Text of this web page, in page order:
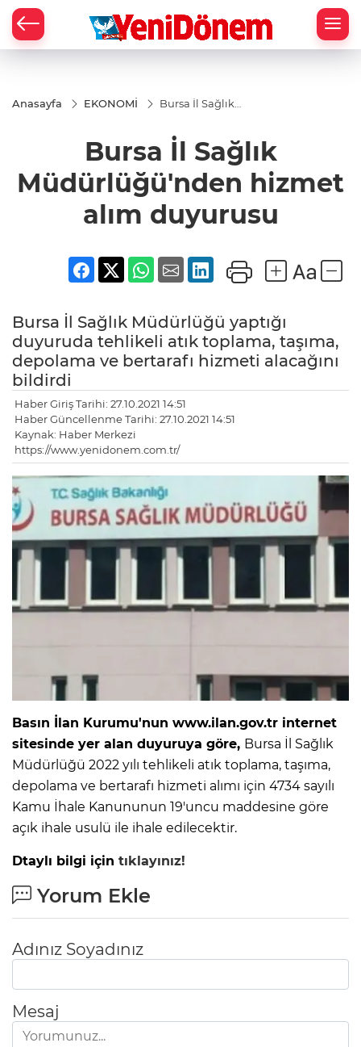
Anasayfa EKONOMİ
Bursa İl Sağlık
duyurusu
Bursa İl Sağlık
Müdürlüğü'nden hizmet
alım duyurusu
Bursa İl Sağlık Müdürlüğü yaptığı
duyuruda tehlikeli atık toplama, taşıma,
depolama ve bertarafı hizmeti alacağını
bildirdi
Haber Giriş Tarihi: 27.10.2021 14:51
Haber Güncellenme Tarihi: 27.10.2021 14:51
Kaynak: Haber Merkezi
https://www.yenidonem.com.tr/
Basın İlan Kurumu'nun www.ilan.gov.tr internet
sitesinde yer alan duyuruya göre, Bursa İl Sağlık
Müdürlüğü 2022 yılı tehlikeli atık toplama, taşıma,
depolama ve bertarafı hizmeti alımı için 4734 sayılı
Kamu İhale Kanununun 19'uncu maddesine göre
açık ihale usulü ile ihale edilecektir.
Dtaylı bilgi için tıklayınız!
Yorum Ekle
Adınız Soyadınız
Mesaj